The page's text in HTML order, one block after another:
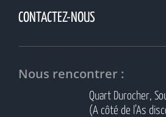
CONTACTEZ-NOUS
Nous rencontrer :
Quart Durocher,
(A côté de l’As